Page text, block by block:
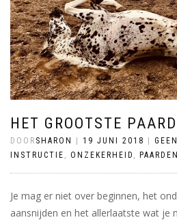
HET GROOTSTE
DOOR SHARON | 19 JUNI 2018 |
INSTRUCTIE
ONZEKERHEID PAARDEN
Je mag er niet over beginnen, het
aansnijden en het allerlaatste wat je